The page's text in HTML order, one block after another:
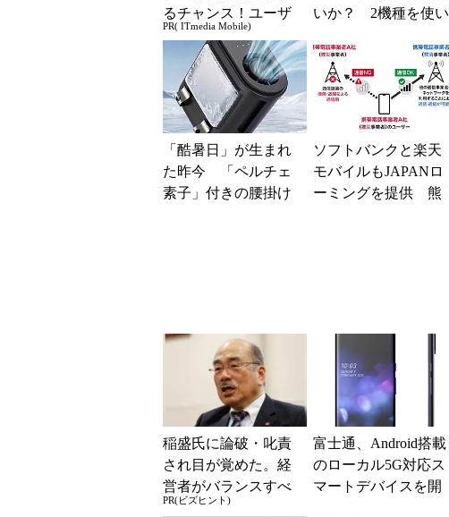
るチャンス！ユーザ
ー座談会開催
PR( ITmedia Mobile)
いか？ 2機種を使い
ッ...
「酷暑日」が生まれ
た昨今 「ペルチェ
素子」付きの腰掛け
ソフトバンクと楽天
モバイルもJAPANロ
ーミングを提供 熊
稲盛氏に論破・叱責
され目が覚めた。経
営者がバランスすべ
き2つの背反
PR(ビズヒント)
富士通、Android搭載
のローカル5G対応ス
マートデバイスを開